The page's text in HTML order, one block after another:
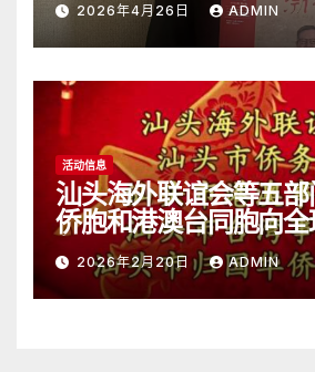
2026年4月26日 ADMIN
活动信息
汕头海外联谊会等五
侨胞和港澳台同胞向
年！
2026年2月20日 ADMIN